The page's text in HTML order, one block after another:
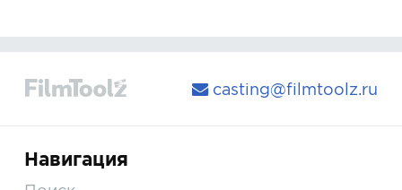
casting@filmtoolz.ru
Навигация